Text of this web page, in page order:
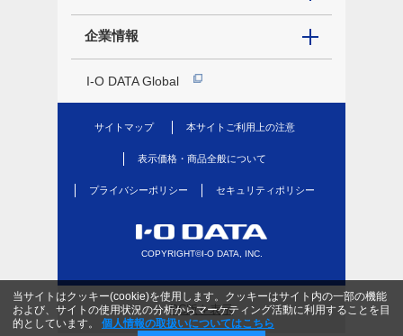
企業情報
I-O DATA Global
サイトマップ 本サイトご利用上の注意
表示価格・商品全般について
プライバシーポリシー セキュリティポリシー
COPYRIGHT©I-O DATA, INC.
当サイトはクッキー(cookie)を使用します。クッキーはサイト内の一部の機能
および、サイトの使用状況の分析からマーケティング活動に利用することを目
的としています。
個人情報の取扱いについてはこちら
PC版を表示